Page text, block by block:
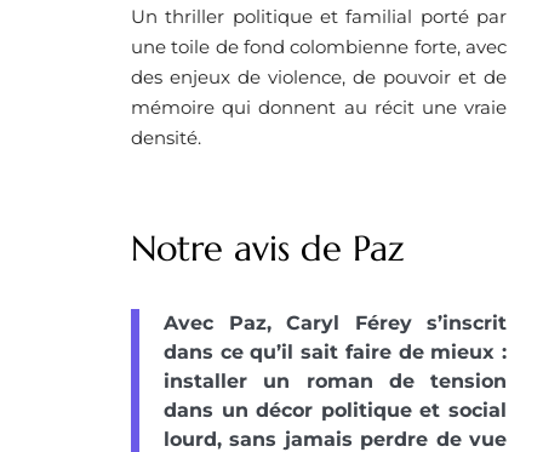
Un thriller politique et familial porté par
une toile de fond colombienne forte, avec
des enjeux de violence, de pouvoir et de
mémoire qui donnent au récit une vraie
densité.
Notre avis de Paz
Avec Paz, Caryl Férey s’inscrit
dans ce qu’il sait faire de mieux :
installer un roman de tension
dans un décor politique et social
lourd, sans jamais perdre de vue